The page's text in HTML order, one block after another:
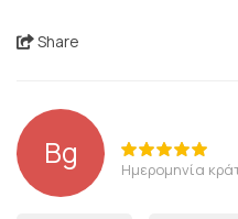
Share
Bg Ημερομηνία